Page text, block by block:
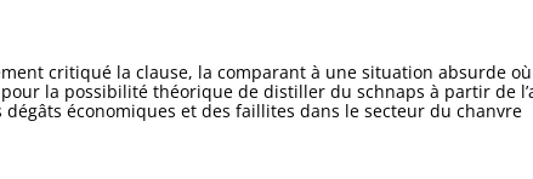
critiqué la clause, la comparant à une situation absurde
la possibilité théorique de distiller du schnaps à partir de
économiques et des faillites dans le secteur du chanvre